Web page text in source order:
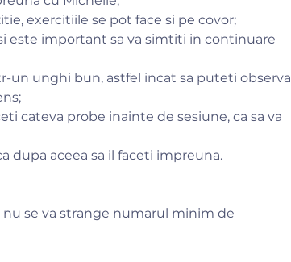
exercitiile se pot face si pe covor;
este important sa va simtiti in continuare
un unghi bun, astfel incat sa puteti observa
cateva probe inainte de sesiune, ca sa va
dupa aceea sa il faceti impreuna.
se va strange numarul minim de